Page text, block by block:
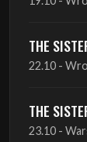
THE
Lone